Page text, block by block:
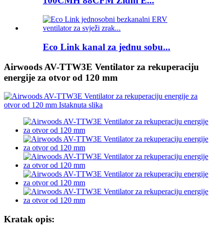
Eco Link kanal za jednu sobu...
Airwoods AV-TTW3E Ventilator za rekuperaciju
energije za otvor od 120 mm
Kratak opis: